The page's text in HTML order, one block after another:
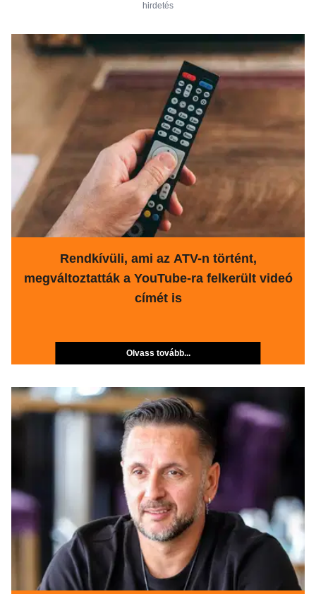
hirdetés
Rendkívüli, ami az ATV-n történt,
megváltoztatták a YouTube-ra felkerült videó
címét is
Olvass tovább...